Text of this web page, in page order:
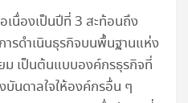
เนื่องเป็นปีที่ 3 สะท้อนถึง
ารดำเนินธุรกิจบนพื้นฐานแห่ง
ยม เป็นต้นแบบองค์กรธุรกิจที่
บันดาลใจให้องค์กรอื่น ๆ